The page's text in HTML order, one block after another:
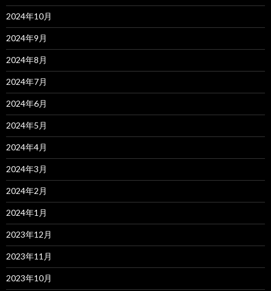
2024年10月
2024年9月
2024年8月
2024年7月
2024年6月
2024年5月
2024年4月
2024年3月
2024年2月
2024年1月
2023年12月
2023年11月
2023年10月